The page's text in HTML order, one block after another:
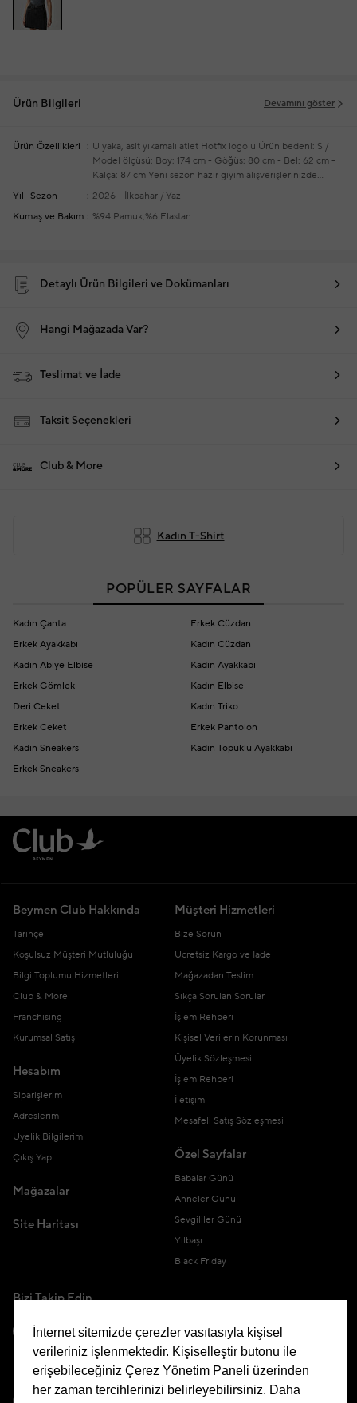
Ürün Bilgileri Devamını göster
Ürün Özellikleri U yaka, asit yıkamalı atlet Hotfix logolu Ürün bedeni: S /
Model ölçüsü: Boy: 174 cm - Göğüs: 80 cm - Bel: 62 cm -
Kalça: 87 cm Yeni sezon hazır giyim alışverişlerinizde
ücretsiz tadilat yapılmaktadır
Yıl- Sezon
2026 - İlkbahar / Yaz
Kumaş ve Bakım
%94 Pamuk,%6 Elastan
Detaylı Ürün Bilgileri ve Dokümanları
Hangi Mağazada Var?
Teslimat ve İade
Taksit Seçenekleri
Club & More
Kadın T-Shirt
POPÜLER SAYFALAR
Kadın Çanta
Erkek Cüzdan
Erkek Ayakkabı
Kadın Cüzdan
Kadın Abiye Elbise
Kadın Ayakkabı
Erkek Gömlek
Kadın Elbise
Deri Ceket
Kadın Triko
Erkek Ceket
Erkek Pantolon
Kadın Sneakers
Kadın Topuklu Ayakkabı
Erkek Sneakers
Beymen Club Hakkında
Tarihçe
Koşulsuz Müşteri Mutluluğu
Bilgi Toplumu Hizmetleri
Club & More
Franchising
Kurumsal Satış
Hesabım
Siparişlerim
Adreslerim
Üyelik Bilgilerim
Çıkış Yap
Mağazalar
Site Haritası
Müşteri Hizmetleri
Bize Sorun
Ücretsiz Kargo ve İade
Mağazadan Teslim
Sıkça Sorulan Sorular
İşlem Rehberi
Kişisel Verilerin Korunması
Üyelik Sözleşmesi
İşlem Rehberi
İletişim
Mesafeli Satış Sözleşmesi
Özel Sayfalar
Babalar Günü
Anneler Günü
Sevgililer Günü
Yılbaşı
Black Friday
Bizi Takip Edin
Uygulamamızı İndirin
İnternet sitemizde çerezler vasıtasıyla kişisel
verileriniz işlenmektedir. Kişiselleştir butonu ile
erişebileceğiniz Çerez Yönetim Paneli üzerinden
her zaman tercihlerinizi belirleyebilirsiniz. Daha